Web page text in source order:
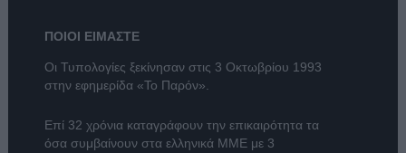
ΠΟΙΟΙ ΕΙΜΑΣΤΕ
Οι Τυπολογίες ξεκίνησαν στις 3 Οκτωβρίου 1993
στην εφημερίδα «Το Παρόν».
Επί 32 χρόνια καταγράφουν την επικαιρότητα τα
όσα συμβαίνουν στα ελληνικά ΜΜΕ με 3